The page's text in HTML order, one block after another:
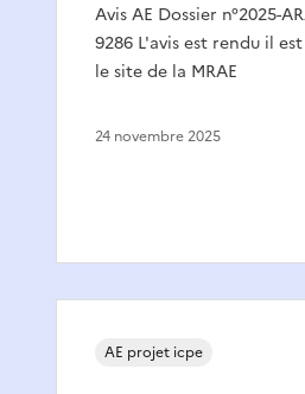
Avis AE Dossier n°2025-
9286 L'avis est rendu il
le site de la MRAE
24 novembre 2025
AE projet icpe